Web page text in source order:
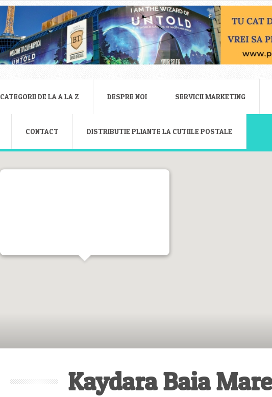
CATEGORII DE LA A LA Z DESPRE NOI SERVICII MARKETING
CONTACT DISTRIBUTIE PLIANTE LA CUTIILE POSTALE
Kaydara Baia Mare